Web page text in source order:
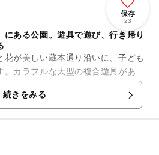
保存
23
ある公園。遊具で遊び、行き帰り
花が美しい蔵本通り沿いに、子ども
。カラフルな大型の複合遊具があ
も「中央公園」や
続きをみる